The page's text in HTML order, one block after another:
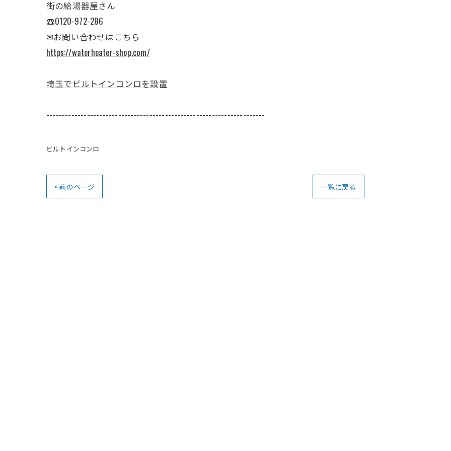
街の給湯器屋さん
☎0120-972-286
✉お問い合わせはこちら
https://waterheater-shop.com/
埼玉でビルトインコンロを設置
----------------------------------------------------------------------
ビルトインコンロ
< 前のページ 一覧に戻る